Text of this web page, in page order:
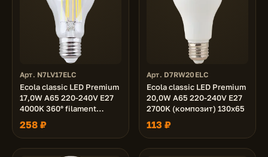
Арт. N7LV17ELC
Ecola classic LED Premium
17,0W A65 220-240V E27
4000K 360° filament
прозр. нитевидная (Ra 80,
100 Lm/W, КП=0) 115x65
258 ₽
Арт. D7RW20ELC
Ecola classic LED Premium
20,0W A65 220-240V E27
2700K (композит) 130x65
113 ₽